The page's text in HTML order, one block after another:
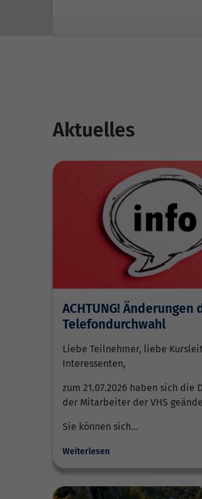
Aktuelles
ACHTUNG! Änderungen
Telefondurchwahl
Liebe Teilnehmer, liebe
Interessenten,
zum 21.07.2026 haben sich die
der Mitarbeiter der VHS
Sie können sich…
Weiterlesen